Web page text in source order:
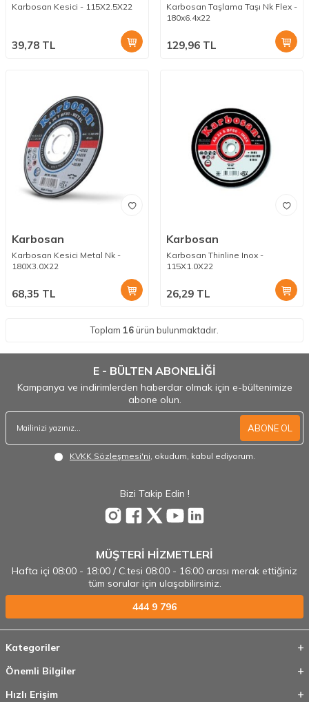
Karbosan Kesici - 115X2.5X22
39,78 TL
Karbosan Taşlama Taşı Nk Flex -
180x6.4x22
129,96 TL
Karbosan
Karbosan Kesici Metal Nk -
180X3.0X22
68,35 TL
Karbosan
Karbosan Thinline Inox -
115X1.0X22
26,29 TL
Toplam 16 ürün bulunmaktadır.
E - BÜLTEN ABONELİĞİ
Kampanya ve indirimlerden haberdar olmak için e-bültenimize
abone olun.
ABONE OL
KVKK Sözleşmesi'ni, okudum, kabul ediyorum.
Bizi Takip Edin !
MÜŞTERİ HİZMETLERİ
Hafta içi 08:00 - 18:00 / C.tesi 08:00 - 16:00 arası merak ettiğiniz
tüm sorular için ulaşabilirsiniz.
444 9 796
Kategoriler
Önemli Bilgiler
Hızlı Erişim